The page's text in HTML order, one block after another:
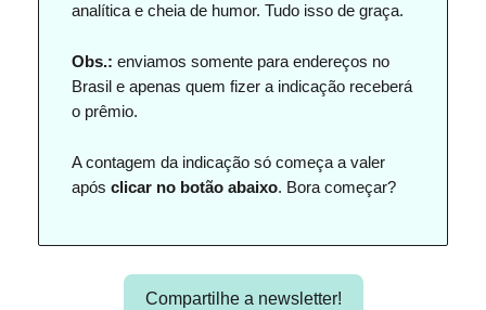
analítica e cheia de humor. Tudo isso de graça.
Obs.: enviamos somente para endereços no
Brasil e apenas quem fizer a indicação receberá
o prêmio.
A contagem da indicação só começa a valer
após clicar no botão abaixo. Bora começar?
Compartilhe a newsletter!